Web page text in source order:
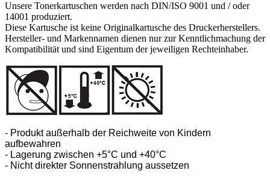
Unsere Tonerkartuschen werden nach DIN/ISO 9001 und / oder
14001 produziert.
Diese Kartusche ist keine Originalkartusche des Druckerherstellers.
Hersteller- und Markennamen dienen nur zur Kenntlichmachung der
Kompatibilität und sind Eigentum der jeweiligen Rechteinhaber.
- Produkt außerhalb der Reichweite von Kindern
aufbewahren
- Lagerung zwischen +5°C und +40°C
- Nicht direkter Sonnenstrahlung aussetzen